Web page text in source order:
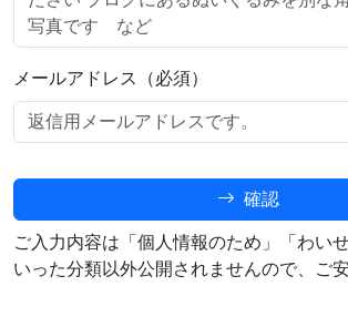
メールアドレス（必須）
確認
ご入力内容は「個人情報のため」「わい
いった分類以外公開されませんので、ご